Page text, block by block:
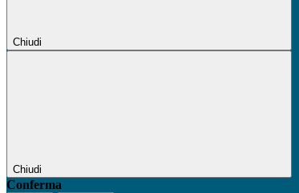
Chiudi
Chiudi
Conferma